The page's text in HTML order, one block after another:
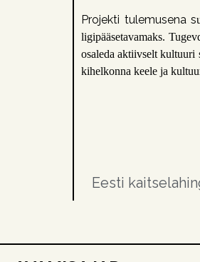
Projekti tulemusena s
ligipääsetavamaks.
osaleda aktiivselt kultuuri
kihelkonna keele ja